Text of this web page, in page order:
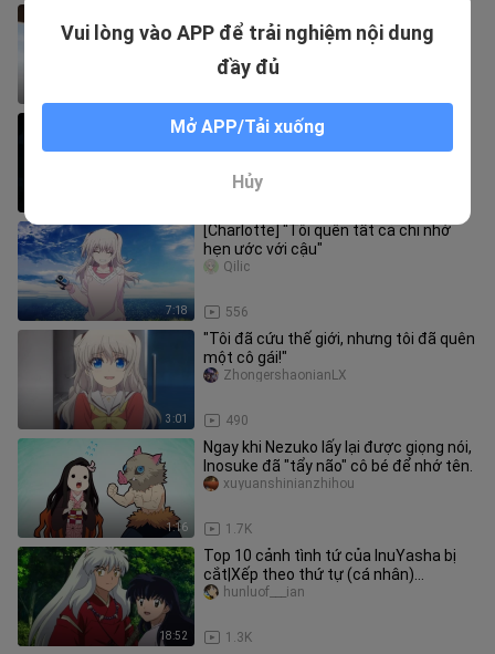
bạn
“Edogawa Conan, là một món trứng
7:18
[Charlotte] "Tôi quên tất cả chỉ nhớ
hẹn ước với cậu"
556
Qilic
3:01
"Tôi đã cứu thế giới, nhưng tôi đã quên
một cô gái!"
490
ZhongershaonianLX
1:16
Ngay khi Nezuko lấy lại được giọng nói,
Inosuke đã "tẩy não" cô bé để nhớ tên.
1.7K
xuyuanshinianzhihou
18:52
Top 10 cảnh tình tứ của InuYasha bị
cắt|Xếp theo thứ tự (cá nhân)
[InuYasha *Higurashi Kagome|Clip t
1.3K
hunluof___ian
Vui lòng vào APP để trải nghiệm nội dung
đầy đủ
Mở APP/Tải xuống
Hủy